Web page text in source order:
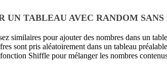
UN TABLEAU AVEC RANDOM SANS
similaires pour ajouter des nombres dans un
sont pris aléatoirement dans un tableau
Shiffle pour mélanger les nombres